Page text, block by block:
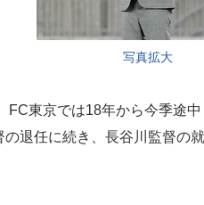
写真拡大
FC東京では18年から今季途
退任に続き、長谷川監督の